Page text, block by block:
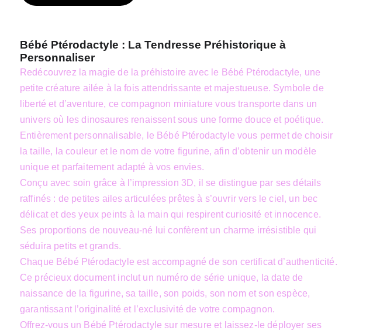
Bébé Ptérodactyle : La Tendresse Préhistorique à
Personnaliser
Redécouvrez la magie de la préhistoire avec le Bébé Ptérodactyle, une
petite créature ailée à la fois attendrissante et majestueuse. Symbole de
liberté et d’aventure, ce compagnon miniature vous transporte dans un
univers où les dinosaures renaissent sous une forme douce et poétique.
Entièrement personnalisable, le Bébé Ptérodactyle vous permet de choisir
la taille, la couleur et le nom de votre figurine, afin d’obtenir un modèle
unique et parfaitement adapté à vos envies.
Conçu avec soin grâce à l’impression 3D, il se distingue par ses détails
raffinés : de petites ailes articulées prêtes à s’ouvrir vers le ciel, un bec
délicat et des yeux peints à la main qui respirent curiosité et innocence.
Ses proportions de nouveau-né lui confèrent un charme irrésistible qui
séduira petits et grands.
Chaque Bébé Ptérodactyle est accompagné de son certificat d’authenticité.
Ce précieux document inclut un numéro de série unique, la date de
naissance de la figurine, sa taille, son poids, son nom et son espèce,
garantissant l’originalité et l’exclusivité de votre compagnon.
Offrez-vous un Bébé Ptérodactyle sur mesure et laissez-le déployer ses